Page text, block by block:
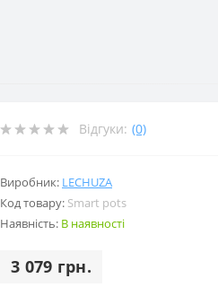
Відгуки: (0)
Виробник: LECHUZA
Код товару: Smart pots
Наявність: В наявності
3 079 грн.